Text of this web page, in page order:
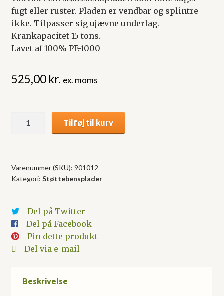
fugt eller ruster. Pladen er vendbar og splintre
ikke. Tilpasser sig ujævne underlag.
Krankapacitet 15 tons.
Lavet af 100% PE-1000
525,00 kr. ex. moms
Støttebensplade
antal
Tilføj til kurv
Varenummer (SKU): 901012
Kategori: Støttebensplader
Del på Twitter
Del på Facebook
Pin dette produkt
Del via e-mail
Beskrivelse